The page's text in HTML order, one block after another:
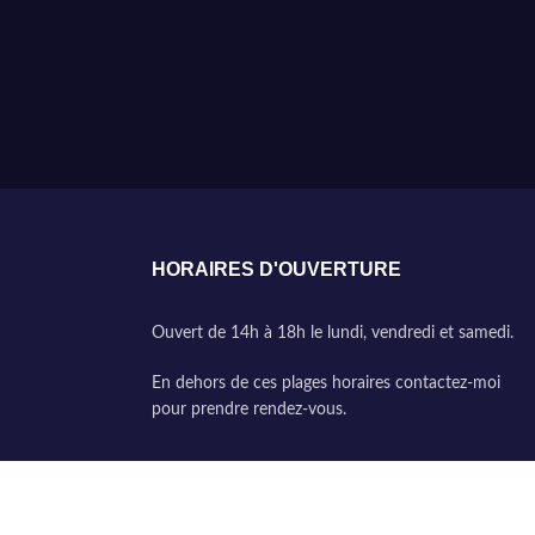
HORAIRES D'OUVERTURE
Ouvert de 14h à 18h le lundi, vendredi et samedi.
En dehors de ces plages horaires contactez-moi
pour prendre rendez-vous.